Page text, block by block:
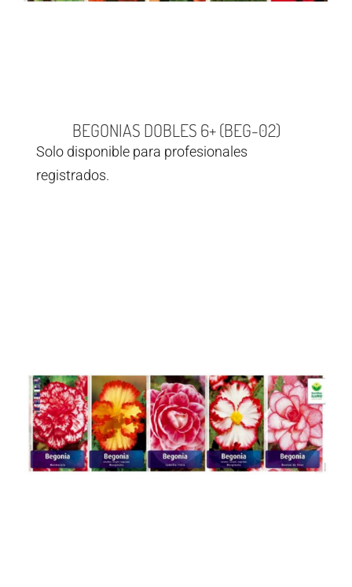
BEGONIAS DOBLES 6+ (BEG-02)
Solo disponible para profesionales
registrados.